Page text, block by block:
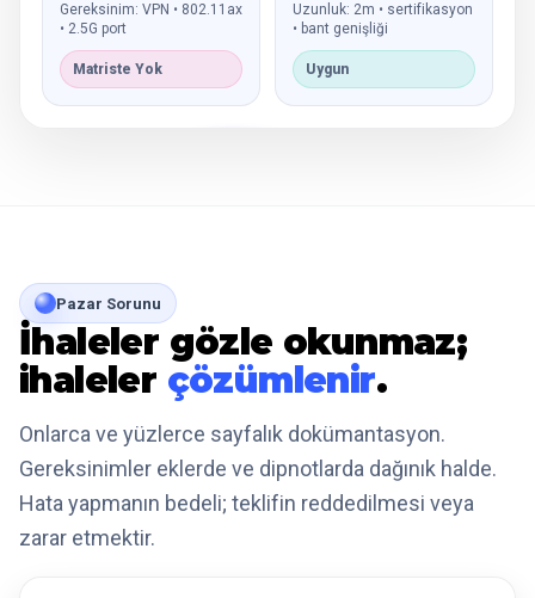
Gereksinim: VPN • 802.11ax
• 2.5G port
Matriste Yok
Uzunluk: 2m • sertifikasyon
• bant genişliği
Uygun
Pazar Sorunu
İhaleler gözle okunmaz;
ihaleler çözümlenir.
Onlarca ve yüzlerce sayfalık dokümantasyon.
Gereksinimler eklerde ve dipnotlarda dağınık halde.
Hata yapmanın bedeli; teklifin reddedilmesi veya
zarar etmektir.